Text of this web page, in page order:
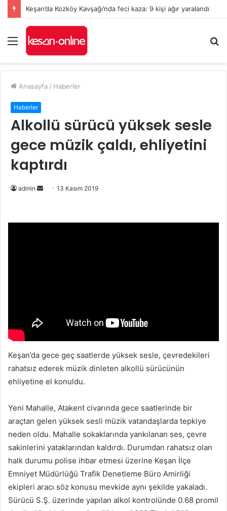
Keşan’da Kozköy Kavşağı’nda feci kaza: 9 kişi ağır yaralandı
Menü
...
Anasayfa / Haberler
Haberler
Alkollü sürücü yüksek sesle
gece müzik çaldı, ehliyetini
kaptırdı
admin
Bir
göndermek
13 Kasım 2019
Keşan’da gece geç saatlerde yüksek sesle, çevredekileri
rahatsız ederek müzik dinleten alkollü sürücünün
ehliyetine el konuldu.
Yeni Mahalle, Atakent civarında gece saatlerinde bir
araçtan gelen yüksek sesli müzik vatandaşlarda tepkiye
neden oldu. Mahalle sokaklarında yankılanan ses, çevre
sakinlerini yataklarından kaldırdı. Durumdan rahatsız olan
halk durumu polise ihbar etmesi üzerine Keşan İlçe
Emniyet Müdürlüğü Trafik Denetleme Büro Amirliği
ekipleri aracı söz konusu mevkide aynı şekilde yakaladı.
Sürücü S.Ş. üzerinde yapılan alkol kontrolünde 0.68 promil